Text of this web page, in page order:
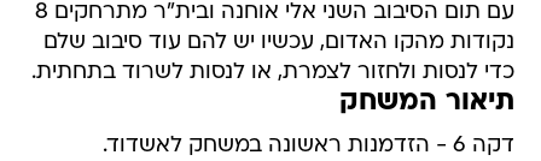
עם תום הסיבוב השני אלי אוחנה ובית"ר מתרחקים 8
נקודות מהקו האדום, עכשיו יש להם עוד סיבוב שלם
כדי לנסות ולחזור לצמרת, או לנסות לשרוד בתחתית.
תיאור המשחק
דקה 6 - הזדמנות ראשונה במשחק לאשדוד.